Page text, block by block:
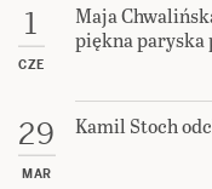
1
CZE
Maja
piękna paryska
29
MAR
Kamil Stoch